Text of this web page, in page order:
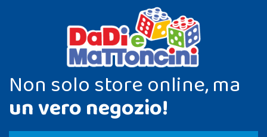
Non solo store online, ma
un vero negozio!